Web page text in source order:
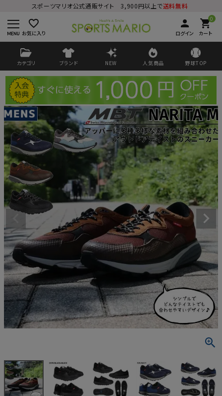
スポーツマリオ公式通販サイト 3,900円以上で送料無料
favorite_border
お気に入り
person
ログイン
0
shopping_cart
カート
カテゴリ ブランド NEW 人気商品 野球TOP
ログイン 会員登録
ようこそ ゲスト 様
検索
商品が見つからない方はこちら
On
THE NORTH FACE
CHUMS